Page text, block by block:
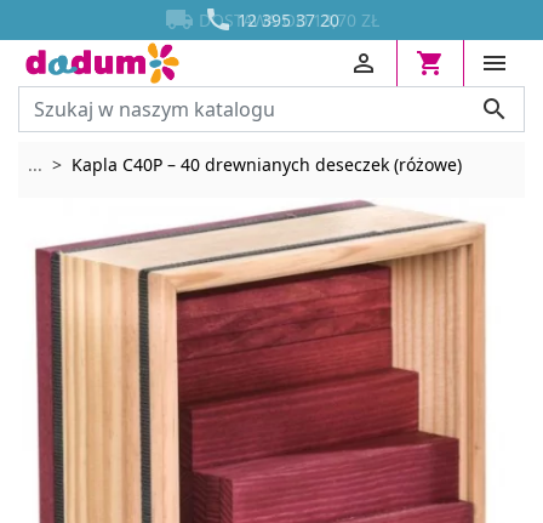

 DOSTAWA OD 13,70 ZŁ






... Rozwiń breadcrumbs
Kapla C40P – 40 drewnianych deseczek (różowe)